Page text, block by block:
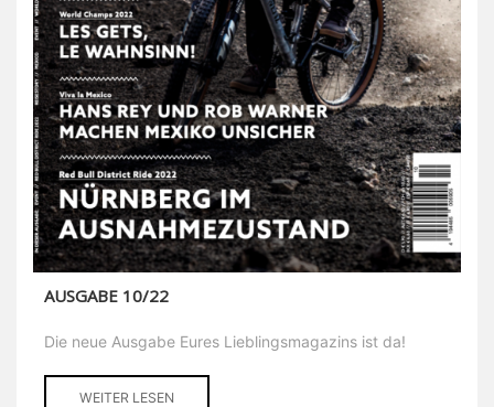
AUSGABE 10/22
Die neue Ausgabe Eures Lieblingsmagazins ist da!
WEITER LESEN